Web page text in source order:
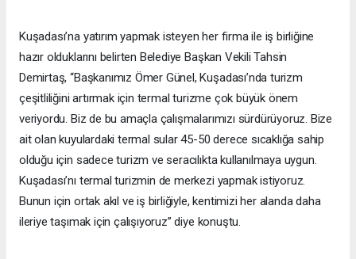
Kuşadası’na yatırım yapmak isteyen her firma ile iş birliğine
hazır olduklarını belirten Belediye Başkan Vekili Tahsin
Demirtaş, “Başkanımız Ömer Günel, Kuşadası’nda turizm
çeşitliliğini artırmak için termal turizme çok büyük önem
veriyordu. Biz de bu amaçla çalışmalarımızı sürdürüyoruz. Bize
ait olan kuyulardaki termal sular 45-50 derece sıcaklığa sahip
olduğu için sadece turizm ve seracılıkta kullanılmaya uygun.
Kuşadası’nı termal turizmin de merkezi yapmak istiyoruz.
Bunun için ortak akıl ve iş birliğiyle, kentimizi her alanda daha
ileriye taşımak için çalışıyoruz” diye konuştu.